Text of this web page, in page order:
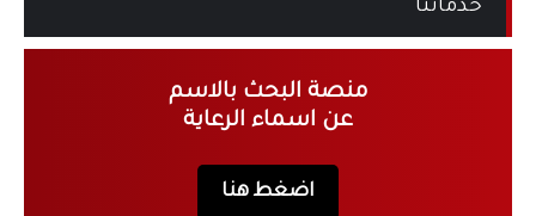
خدماتنا
منصة البحث بالاسم
عن اسماء الرعاية
اضغط هنا